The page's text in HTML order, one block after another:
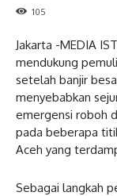
105
Jakarta -MEDIA
mendukung
setelah banjir
menyebabkan
emergensi roboh
pada beberapa
Aceh yang
Sebagai langkah